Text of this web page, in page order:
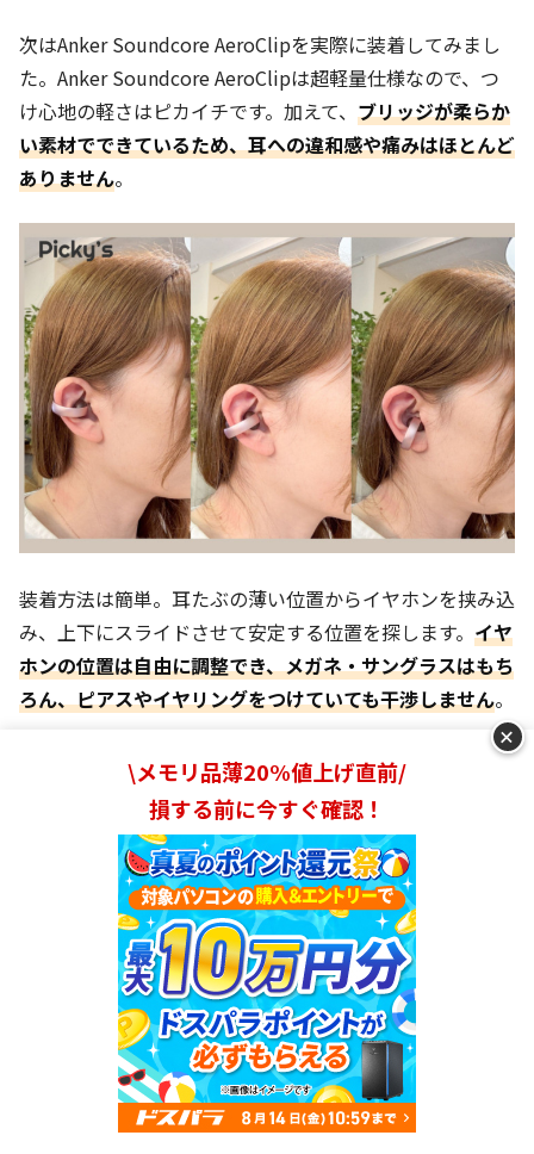
Anker Soundcore AeroClip
Soundcore
Amazon
次はAnker Soundcore AeroClipを実際に装着してみまし
た。Anker Soundcore AeroClipは超軽量仕様なので、つ
け心地の軽さはピカイチです。加えて、 ブリッジが柔らか
い素材でできているため、耳への違和感や痛みはほとんど
ありません。
装着方法は簡単。耳たぶの薄い位置からイヤホンを挟み込
み、上下にスライドさせて安定する位置を探します。 イヤ
ホンの位置は自由に調整でき、メガネ・サングラスはもち
ろん、ピアスやイヤリングをつけていても干渉しません。
付属のイヤーカフキャップでフィット感がよりア
+
\メモリ品薄20%値上げ直前/
損する前に今すぐ確認！